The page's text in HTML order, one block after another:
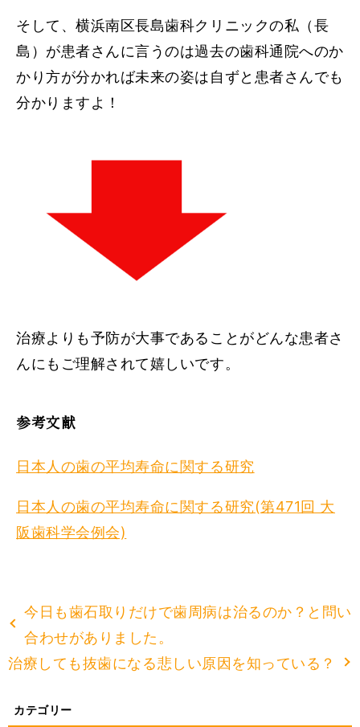
そして、横浜南区長島歯科クリニックの私（長
島）が患者さんに言うのは過去の歯科通院へのか
かり方が分かれば未来の姿は自ずと患者さんでも
分かりますよ！
治療よりも予防が大事であることがどんな患者さ
んにもご理解されて嬉しいです。
参考文献
日本人の歯の平均寿命に関する研究
日本人の歯の平均寿命に関する研究(第471回 大
阪歯科学会例会)
今日も歯石取りだけで歯周病は治るのか？と問い
合わせがありました。
治療しても抜歯になる悲しい原因を知っている？